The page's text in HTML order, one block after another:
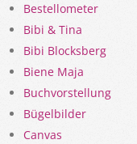
Bestellometer
Bibi & Tina
Bibi Blocksberg
Biene Maja
Buchvorstellung
Bügelbilder
Canvas